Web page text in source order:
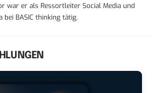
war er als Ressortleiter Social Media und
bei BASIC thinking tätig.